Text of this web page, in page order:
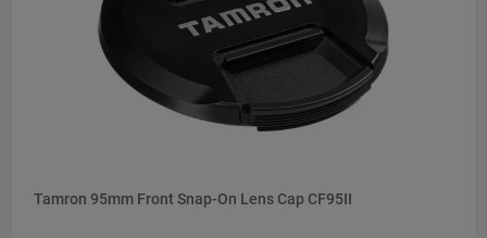
Tamron 95mm Front Snap-On Lens Cap CF95II